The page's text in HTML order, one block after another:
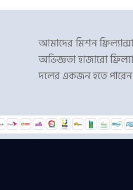
আমাদের মিশন
অভিজ্ঞতা হাজারো
দলের একজন হতে